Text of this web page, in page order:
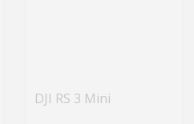
DJI RS 3 Mini